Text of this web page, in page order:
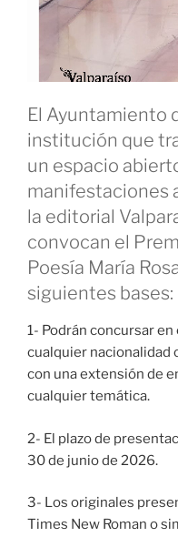
El Ayuntamiento
institución que
un espacio
manifestaciones
la editorial
convocan el
Poesía María
siguientes bases:
1- Podrán concursar
cualquier nacionalidad
con una extensión de
cualquier temática.
2- El plazo de
30 de junio de 2026.
3- Los originales
Times New Roman o